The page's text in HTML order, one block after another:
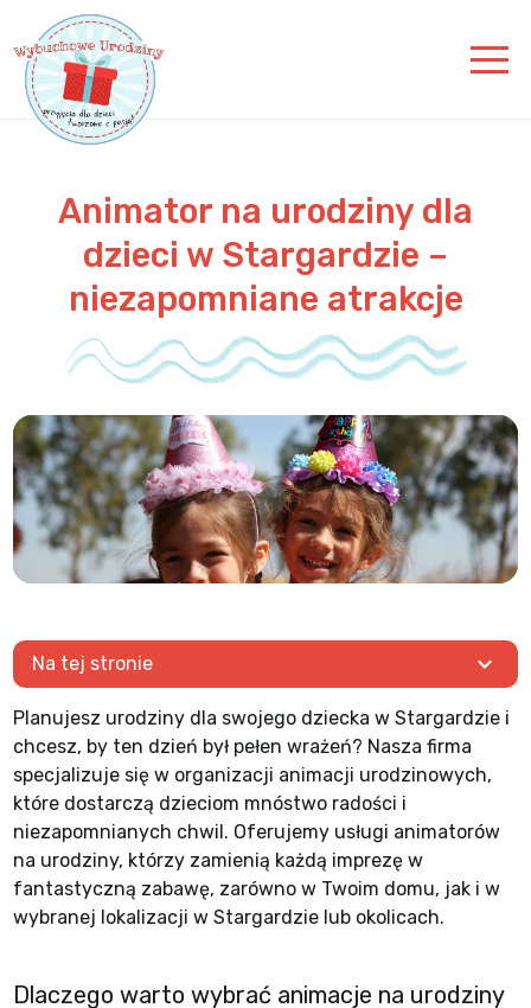
Animator na urodziny dla
dzieci w Stargardzie –
niezapomniane atrakcje
Na tej stronie expand_more
Planujesz urodziny dla swojego dziecka w Stargardzie i
chcesz, by ten dzień był pełen wrażeń? Nasza firma
specjalizuje się w organizacji animacji urodzinowych,
które dostarczą dzieciom mnóstwo radości i
niezapomnianych chwil. Oferujemy usługi animatorów
na urodziny, którzy zamienią każdą imprezę w
fantastyczną zabawę, zarówno w Twoim domu, jak i w
wybranej lokalizacji w Stargardzie lub okolicach.
Dlaczego warto wybrać animacje na urodziny